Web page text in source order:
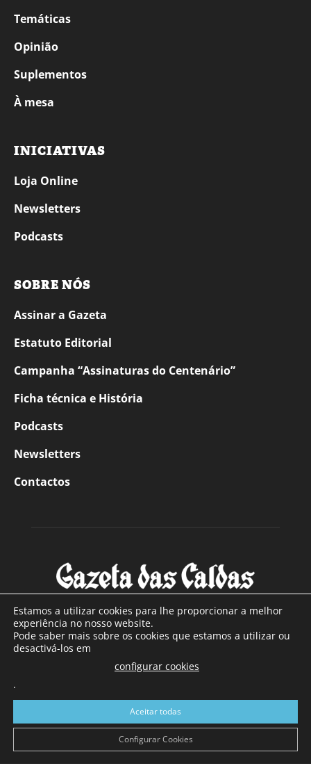
Temáticas
Opinião
Suplementos
À mesa
INICIATIVAS
Loja Online
Newsletters
Podcasts
SOBRE NÓS
Assinar a Gazeta
Estatuto Editorial
Campanha “Assinaturas do Centenário”
Ficha técnica e História
Podcasts
Newsletters
Contactos
SOBRE NÓS
Com sede nas Caldas da Rainha e mais de 90 anos de
a sul de distrito de Leiria, com mais de 40.000 leitores por
toda a região Oeste. Jornal com distribuição em Portugal
Continental e assinatura online.
Estamos a utilizar cookies para lhe proporcionar a melhor
experiência no nosso website.
Pode saber mais sobre os cookies que estamos a utilizar ou
desactivá-los em
configurar cookies
.
Aceitar todas
Configurar Cookies